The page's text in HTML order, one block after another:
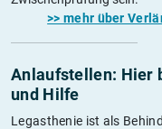
>> mehr über
Anlaufstellen: Hier
und Hilfe
Legasthenie ist als